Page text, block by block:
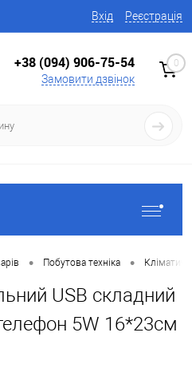
Вхід Реєстрація
+38 (094) 906-75-54
Замовити дзвінок
0
• Побутова техніка •
USB складний
5W 16*23см